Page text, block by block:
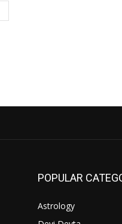
POPULAR
Astrology